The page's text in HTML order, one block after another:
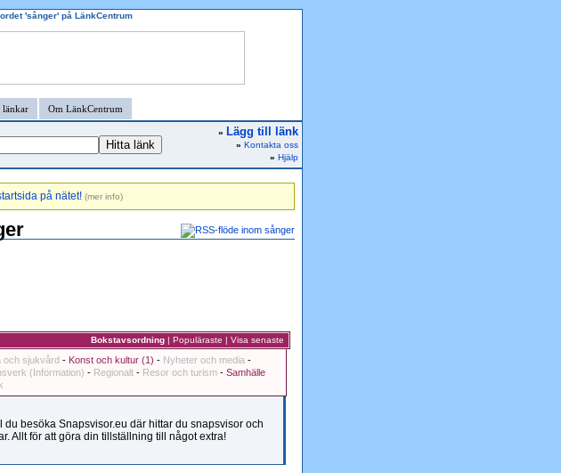
'sånger' på LänkCentrum
länkar Om LänkCentrum
» Lägg till länk
» Kontakta oss
» Hjälp
på nätet! (mer info)
Bokstavsordning | Populäraste | Visa senaste
och sjukvård - Konst och kultur (1) - Nyheter och media -
(Information) - Regionalt - Resor och turism - Samhälle
besöka Snapsvisor.eu där hittar du snapsvisor och
Allt för att göra din tillställning till något extra!